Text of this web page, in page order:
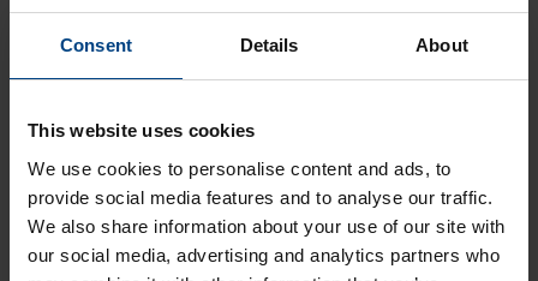
Consent Details About
This website uses cookies
We use cookies to personalise content and ads, to
provide social media features and to analyse our traffic.
We also share information about your use of our site with
our social media, advertising and analytics partners who
Savez-vous que la
synchronisation des systèmes
horaires joue un rôle très
important, et si oui, comment ?